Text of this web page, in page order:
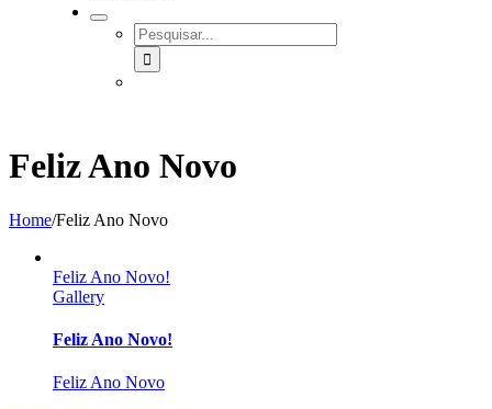
SEARCH
FOR:
Feliz Ano Novo
Home/Feliz Ano Novo
Feliz Ano Novo!
Gallery
Feliz Ano Novo!
Feliz Ano Novo